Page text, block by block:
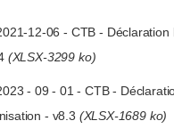
12-06 - CTB - Déclaration
(XLSX-3299 ko)
- 09 - 01 - CTB -
- v8.3 (XLSX-1689 ko)